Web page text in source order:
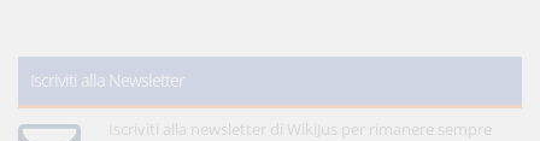
Iscriviti alla Newsletter
Iscriviti alla newsletter di WikiJus per rimanere sempre